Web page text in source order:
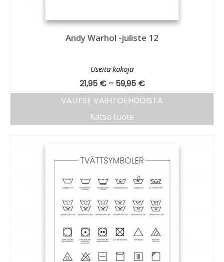
Andy Warhol -juliste 12
Useita kokoja
21,95 € – 59,95 €
VALITSE VAIHTOEHDOISTA
Katso tuote